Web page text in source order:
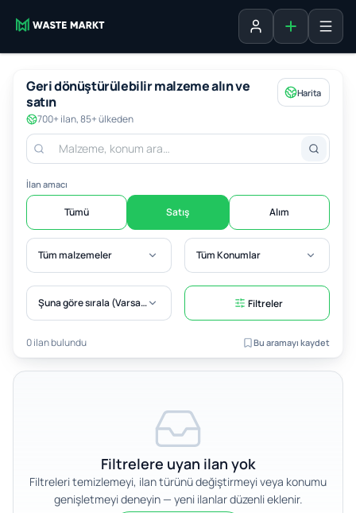
Oturum açListe ekle
Geri dönüştürülebilir malzeme alın ve
satın
700+ ilan, 85+ ülkeden
Harita
İlan amacı
Tümü Satış Alım
Tüm malzemeler Tüm Konumlar
Şuna göre sırala (Varsayılan) Filtreler
0 ilan bulundu Bu aramayı kaydet
Filtrelere uyan ilan yok
Filtreleri temizlemeyi, ilan türünü değiştirmeyi veya konumu
genişletmeyi deneyin — yeni ilanlar düzenli eklenir.